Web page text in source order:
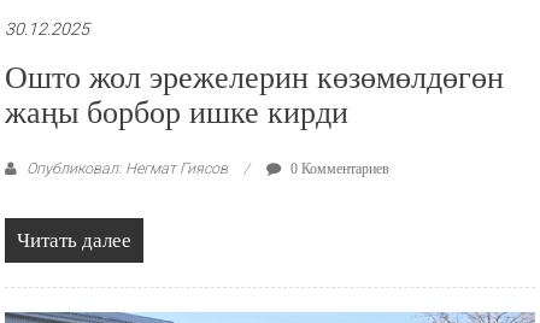
30.12.2025
Ошто жол эрежелерин көзөмөлдөгөн
жаңы борбор ишке кирди
Опубликовал: Негмат Гиясов 0 Комментариев
Читать далее